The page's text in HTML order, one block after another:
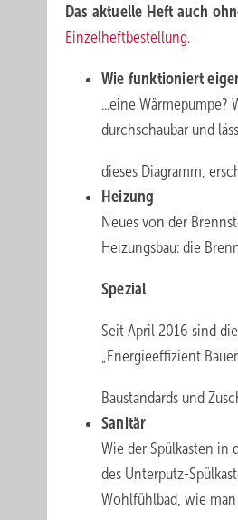
Das aktuelle Heft auch
Einzelheftbestellung.
Wie funktioniert
...eine
durchschaubar und
dieses Diagramm,
Heizung
Neues von der
Heizungsbau: die
Spezial
Seit April 2016 sind
„Energieeffizient
Baustandards und
Sanitär
Wie der Spülkasten in
des Unterputz-
Wohlfühlbad, wie